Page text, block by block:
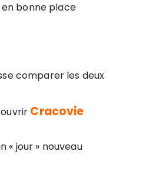
bonne place
comparer les deux
Cracovie
« jour » nouveau